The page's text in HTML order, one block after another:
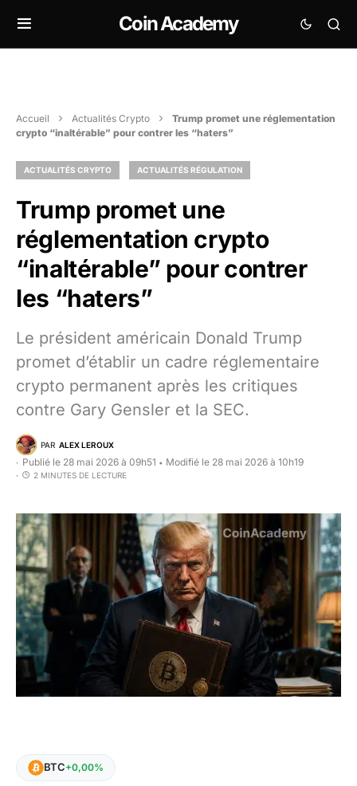
Coin Academy
Accueil Actualités Crypto
Trump promet une réglementation
crypto “inaltérable” pour contrer les “haters”
ACTUALITÉS CRYPTO ACTUALITÉS RÉGULATION
Trump promet une
réglementation crypto
“inaltérable” pour contrer
les “haters”
Le président américain Donald Trump
promet d’établir un cadre réglementaire
crypto permanent après les critiques
contre Gary Gensler et la SEC.
PAR ALEX LEROUX
Publié le 28 mai 2026 à 09h51 • Modifié le 28 mai 2026 à 10h19
2 MINUTES DE LECTURE
BTC+0,00%